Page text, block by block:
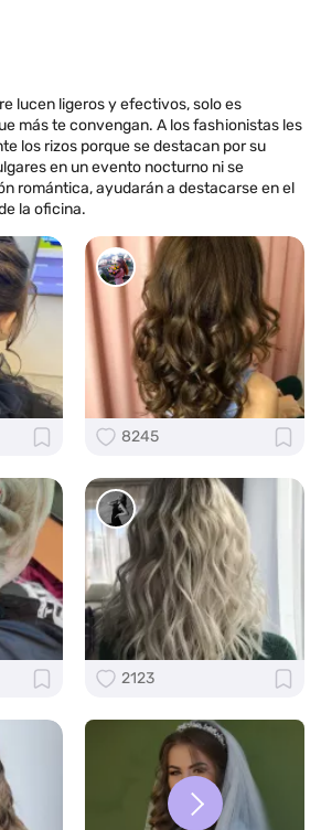
lucen ligeros y efectivos, solo es
más te convengan. A los fashionistas les
los rizos porque se destacan por su
en un evento nocturno ni se
romántica, ayudarán a destacarse en el
la oficina.
8245
2123